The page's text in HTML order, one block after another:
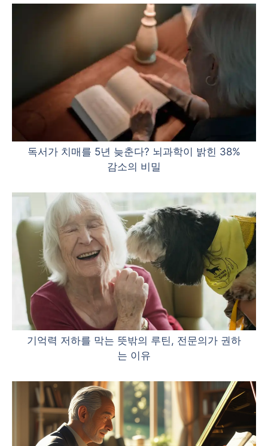
독서가 치매를 5년 늦춘다? 뇌과학이 밝힌 38%
감소의 비밀
기억력 저하를 막는 뜻밖의 루틴, 전문의가 권하
는 이유